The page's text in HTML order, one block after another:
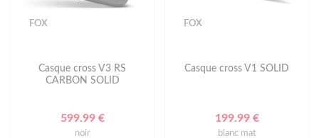
FOX
Casque cross V3 RS
CARBON SOLID
599.99 €
noir
FOX
Casque cross V1 SOLID
199.99 €
blanc mat